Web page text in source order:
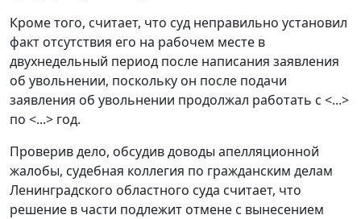
Кроме того, считает, что суд неправильно установил
факт отсутствия его на рабочем месте в
двухнедельный период после написания заявления
об увольнении, поскольку он после подачи
заявления об увольнении продолжал работать с <...>
по <...> год.
Проверив дело, обсудив доводы апелляционной
жалобы, судебная коллегия по гражданским делам
Ленинградского областного суда считает, что
решение в части подлежит отмене с вынесением